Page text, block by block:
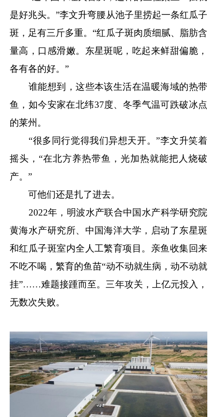
是好兆头。”李文升弯腰从池子里捞起一条红瓜子
斑，足有三斤多重。“红瓜子斑肉质细腻、脂肪含
量高，口感滑嫩。东星斑呢，吃起来鲜甜偏脆，
各有各的好。”
谁能想到，这些本该生活在温暖海域的热带
鱼，如今安家在北纬37度、冬季气温可跌破冰点
的莱州。
“很多同行觉得我们异想天开。”李文升笑着
摇头，“在北方养热带鱼，光加热就能把人烧破
产。”
可他们还是扎了进去。
2022年，明波水产联合中国水产科学研究院
黄海水产研究所、中国海洋大学，启动了东星斑
和红瓜子斑室内全人工繁育项目。亲鱼收集回来
不吃不喝，繁育的鱼苗“动不动就生病，动不动就
挂”……难题接踵而至。三年攻关，上亿元投入，
无数次失败。